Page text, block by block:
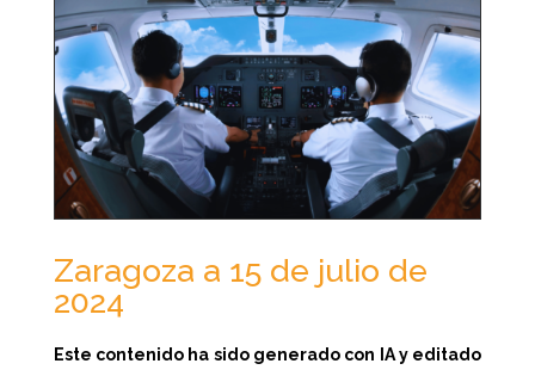
Zaragoza a 15 de julio de
2024
Este contenido ha sido generado con IA y editado